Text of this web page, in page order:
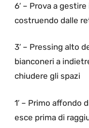
6′ – Prova a
costruendo dalle
3′ – Pressing alto
bianconeri a
chiudere gli spazi
1′ – Primo affondo
esce prima di